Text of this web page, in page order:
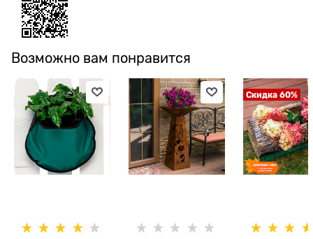
Возможно вам понравится
Скидка 60%